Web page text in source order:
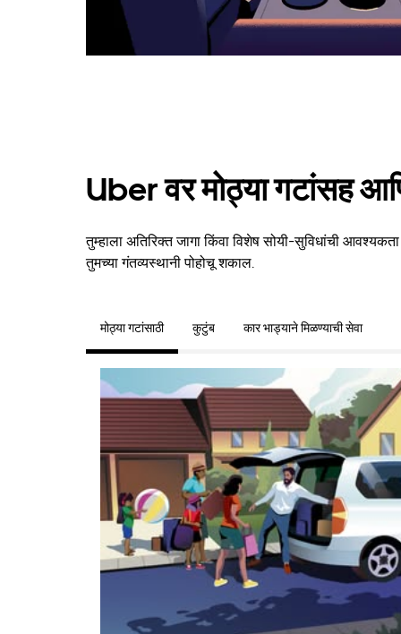
Uber वर मोठ्या गटांसह
तुम्हाला अतिरिक्त जागा किंवा विशेष सोयी-सुविधांची
तुमच्या गंतव्यस्थानी पोहोचू शकाल.
मोठ्या गटांसाठी कुटुंब कार भाड्याने मिळण्याची सेवा